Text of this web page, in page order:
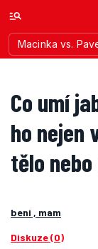
Macinka vs.
Co umí
ho nejen
tělo
beni , mam
Diskuze (0)